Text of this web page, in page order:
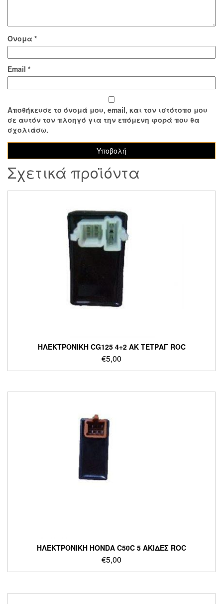
Όνομα *
Email *
Αποθήκευσε το όνομά μου, email, και τον ιστότοπο μου
σε αυτόν τον πλοηγό για την επόμενη φορά που θα
σχολιάσω.
Σχετικά προϊόντα
ΗΛΕΚΤΡΟΝΙΚΗ CG125 4+2 ΑΚ ΤΕΤΡΑΓ ROC
€5,00
ΗΛΕΚΤΡΟΝΙΚΗ HONDA C50C 5 ΑΚΙΔΕΣ ROC
€5,00